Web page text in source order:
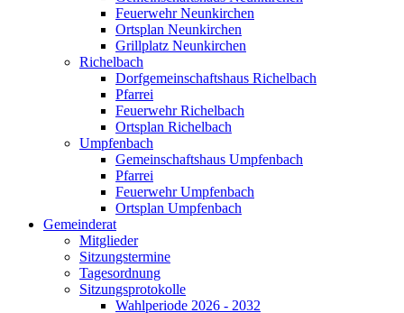
Feuerwehr Neunkirchen
Ortsplan Neunkirchen
Grillplatz Neunkirchen
Richelbach
Dorfgemeinschaftshaus Richelbach
Pfarrei
Feuerwehr Richelbach
Ortsplan Richelbach
Umpfenbach
Gemeinschaftshaus Umpfenbach
Pfarrei
Feuerwehr Umpfenbach
Ortsplan Umpfenbach
Gemeinderat
Mitglieder
Sitzungstermine
Tagesordnung
Sitzungsprotokolle
Wahlperiode 2026 - 2032